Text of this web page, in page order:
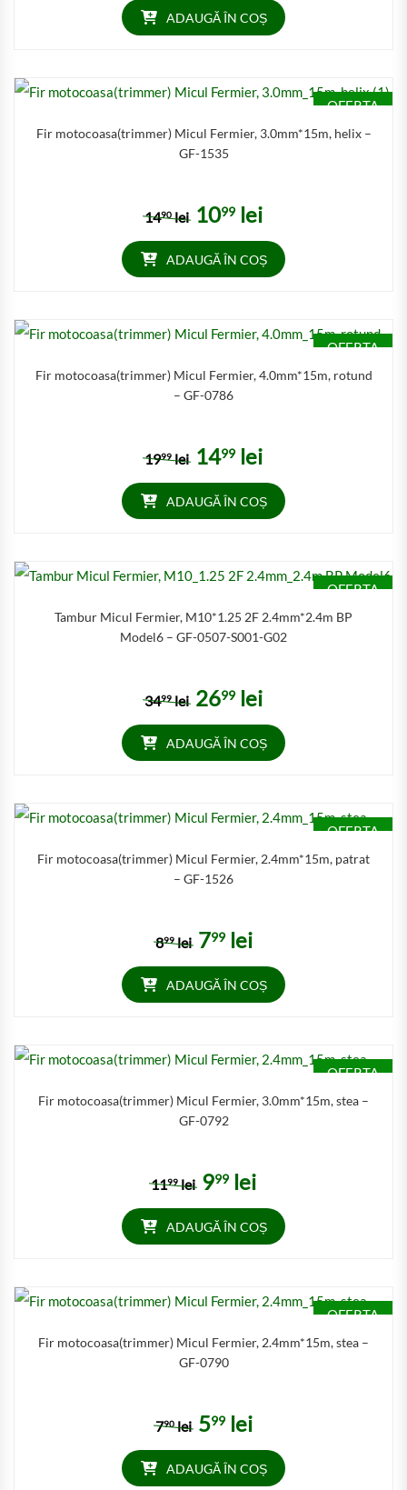
ADAUGĂ ÎN COȘ
OFERTA
Fir motocoasa(trimmer) Micul Fermier, 3.0mm*15m, helix –
GF-1535
1490 lei Prețul inițial a fost: 1490 lei.
1099 lei
ADAUGĂ ÎN COȘ
OFERTA
Fir motocoasa(trimmer) Micul Fermier, 4.0mm*15m, rotund
– GF-0786
1999 lei Prețul inițial a fost: 1999 lei.
1499 lei
ADAUGĂ ÎN COȘ
OFERTA
Tambur Micul Fermier, M10*1.25 2F 2.4mm*2.4m BP
Model6 – GF-0507-S001-G02
3499 lei Prețul inițial a fost: 3499 lei.
2699 lei
ADAUGĂ ÎN COȘ
OFERTA
Fir motocoasa(trimmer) Micul Fermier, 2.4mm*15m, patrat
– GF-1526
899 lei Prețul inițial a fost: 899 lei.
799 lei
ADAUGĂ ÎN COȘ
OFERTA
Fir motocoasa(trimmer) Micul Fermier, 3.0mm*15m, stea –
GF-0792
1199 lei Prețul inițial a fost: 1199 lei.
999 lei
ADAUGĂ ÎN COȘ
OFERTA
Fir motocoasa(trimmer) Micul Fermier, 2.4mm*15m, stea –
GF-0790
790 lei Prețul inițial a fost: 790 lei.
599 lei
ADAUGĂ ÎN COȘ